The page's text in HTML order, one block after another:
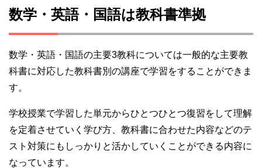
数学・英語・国語は教科書準拠
数学・英語・国語の主要3教科については一般的な主要教
科書に対応した教科書別の講座で学習をすることができま
す。
学校授業で学習した単元からひとつひとつ復習をして理解
を定着させていく学び方、教科書に合わせた内容などのテ
スト対策にもしっかりと活かしていくことができる内容に
なっています。